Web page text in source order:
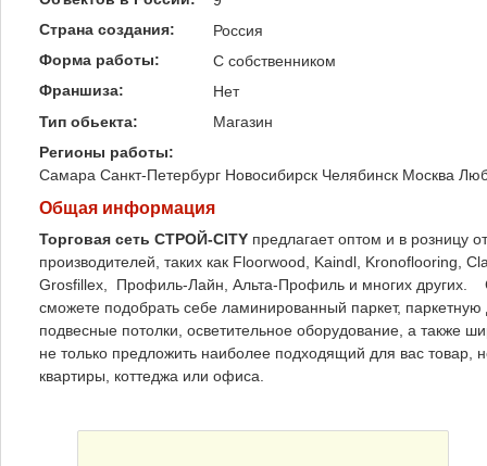
Страна создания:
Россия
Форма работы:
C собственником
Франшиза:
Нет
Тип обьекта:
Магазин
Регионы работы:
Самара Санкт-Петербург Новосибирск Челябинск Москва
Общая информация
Торговая сеть СТРОЙ-CITY предлагает оптом и в розницу
производителей, таких как Floorwood, Kaindl, Kronoflooring,
Grosfillex, Профиль-Лайн, Альта-Профиль и многих других.
сможете подобрать себе ламинированный паркет,
подвесные потолки, осветительное оборудование, а также
не только предложить наиболее подходящий для вас товар,
квартиры, коттеджа или офиса.